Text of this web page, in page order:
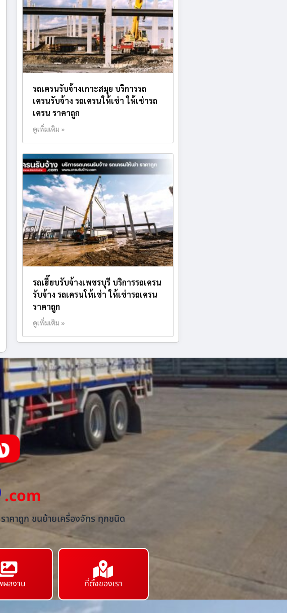
รถเครนรับจ้างเกาะสมุย บริการรถ
เครนรับจ้าง รถเครนให้เช่า ให้เช่ารถ
เครน ราคาถูก
ดูเพิ่มเติม »
รถเฮี๊ยบรับจ้างเพชรบุรี บริการรถเครน
รับจ้าง รถเครนให้เช่า ให้เช่ารถเครน
ราคาถูก
ดูเพิ่มเติม »
.com
าคาถูก ขนย้ายเครื่องจักร ทุกชนิด
ผลงาน ที่ตั้งของเรา